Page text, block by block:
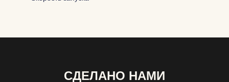
СДЕЛАНО НАМИ